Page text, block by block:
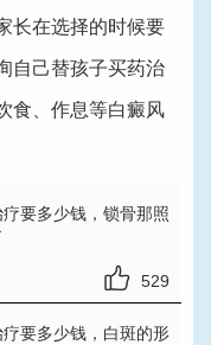
长在选择的时候要
自己替孩子买药治
食、作息等白癜风
要多少钱，锁骨那照
529
要多少钱，白斑的形